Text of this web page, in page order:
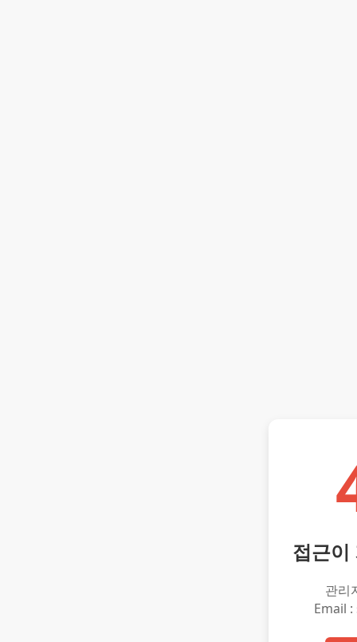
접근이
관리
Email